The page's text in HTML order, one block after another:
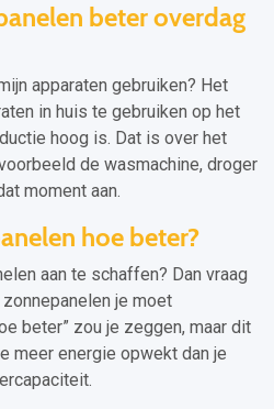
beter overdag
apparaten gebruiken? Het
in huis te gebruiken op het
hoog is. Dat is over het
de wasmachine, droger
moment aan.
hoe beter?
aan te schaffen? Dan vraag
je moet
beter” zou je zeggen, maar dit
meer energie opwekt dan je